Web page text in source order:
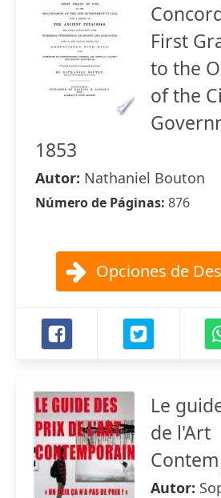
First
to the
of the
1853
Autor: Nathaniel Bouton
Número de Páginas: 876
Opciones de
Le
de l'Art
Autor: